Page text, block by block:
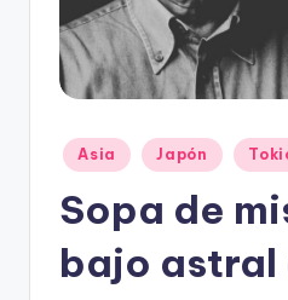
Publicado
en
Asia Japón
Sopa de
bajo astral